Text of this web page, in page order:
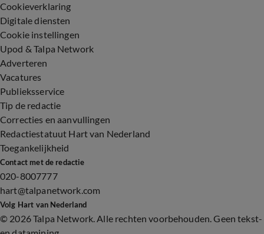
Cookieverklaring
Digitale diensten
Cookie instellingen
Upod & Talpa Network
Adverteren
Vacatures
Publieksservice
Tip de redactie
Correcties en aanvullingen
Redactiestatuut Hart van Nederland
Toegankelijkheid
Contact met de redactie
020-8007777
hart@talpanetwork.com
Volg Hart van Nederland
© 2026 Talpa Network. Alle rechten voorbehouden. Geen tekst-